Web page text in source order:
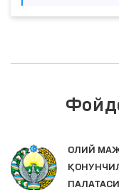
ОЛИЙ
ПАЛАТАСИ